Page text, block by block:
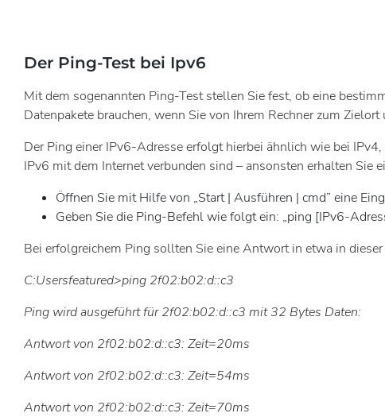
Der Ping-Test bei Ipv6
Mit dem sogenannten Ping-Test stellen Sie fest, ob eine
Datenpakete brauchen, wenn Sie von Ihrem Rechner zum Zielort
Der Ping einer IPv6-Adresse erfolgt hierbei ähnlich wie bei
IPv6 mit dem Internet verbunden sind – ansonsten erhalten
Öffnen Sie mit Hilfe von „Start | Ausführen | cmd” eine
Geben Sie die Ping-Befehl wie folgt ein: „ping [IPv6-
Bei erfolgreichem Ping sollten Sie eine Antwort in etwa in
C:Usersfeatured>ping 2f02:b02:d::c3
Ping wird ausgeführt für 2f02:b02:d::c3 mit 32 Bytes Daten:
Antwort von 2f02:b02:d::c3: Zeit=20ms
Antwort von 2f02:b02:d::c3: Zeit=54ms
Antwort von 2f02:b02:d::c3: Zeit=70ms